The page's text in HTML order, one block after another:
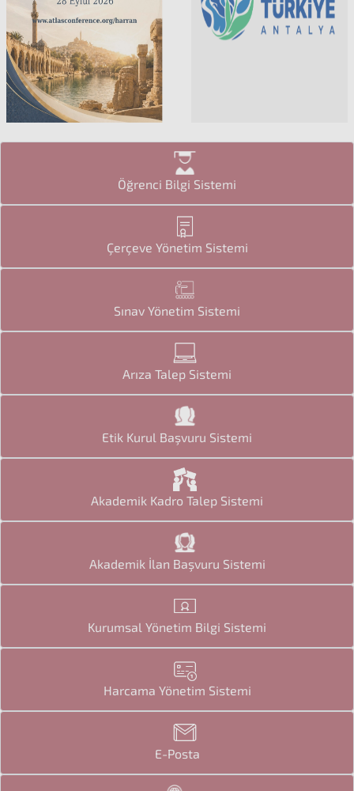
Öğrenci Bilgi Sistemi
Çerçeve Yönetim Sistemi
Sınav Yönetim Sistemi
Arıza Talep Sistemi
Etik Kurul Başvuru Sistemi
Akademik Kadro Talep Sistemi
Akademik İlan Başvuru Sistemi
Kurumsal Yönetim Bilgi Sistemi
Harcama Yönetim Sistemi
E-Posta